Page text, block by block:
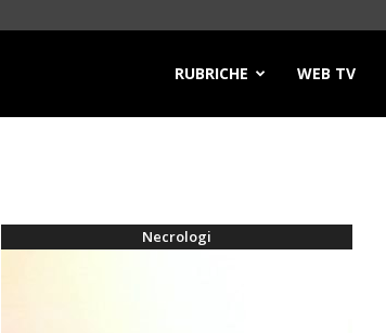
RUBRICHE WEB TV
Necrologi